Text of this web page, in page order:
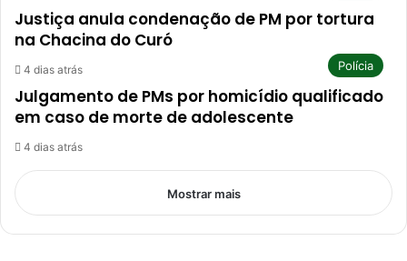
Justiça anula condenação de PM por tortura
na Chacina do Curó
4 dias atrás Polícia
Julgamento de PMs por homicídio qualificado
em caso de morte de adolescente
4 dias atrás
Mostrar mais